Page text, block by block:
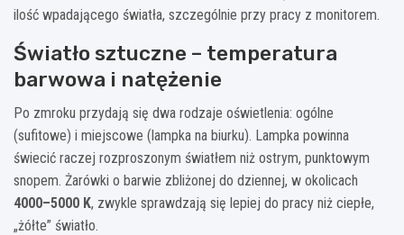
ilość wpadającego światła, szczególnie przy pracy z monitorem.
Światło sztuczne – temperatura
barwowa i natężenie
Po zmroku przydają się dwa rodzaje oświetlenia: ogólne
(sufitowe) i miejscowe (lampka na biurku). Lampka powinna
świecić raczej rozproszonym światłem niż ostrym, punktowym
snopem. Żarówki o barwie zbliżonej do dziennej, w okolicach
4000–5000 K, zwykle sprawdzają się lepiej do pracy niż ciepłe,
„żółte” światło.